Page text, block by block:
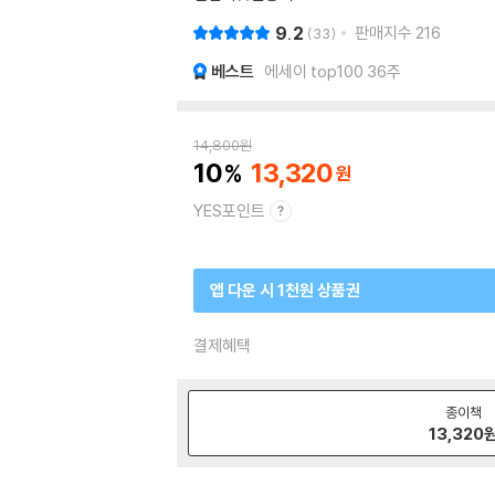
9.2 33 판매지수 216
베스트 에세이 top100 36주
14,800원
10 13,320
YES포인트
앱 다운 시 1천원 상품권
결제혜택
종이책
13,320